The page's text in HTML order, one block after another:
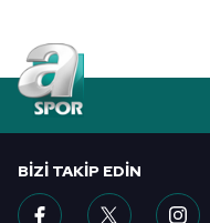
BIZI TAKIP EDIN